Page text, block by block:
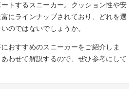
トするスニーカー。クッション性や安
にラインナップされており、どれを選
のではないでしょうか。
おすすめのスニーカーをご紹介しま
わせて解説するので、ぜひ参考にして